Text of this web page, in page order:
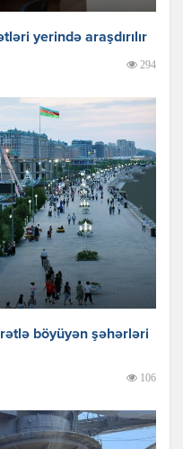
yerində araşdırılır
294
böyüyən şəhərləri
106